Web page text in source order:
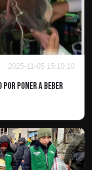
2025-11-05 15:10:10
Poner a Beber